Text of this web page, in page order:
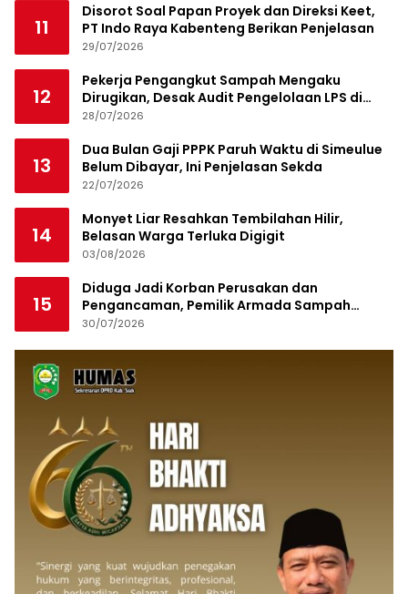
11
Disorot Soal Papan Proyek dan Direksi Keet,
PT Indo Raya Kabenteng Berikan Penjelasan
29/07/2026
12
Pekerja Pengangkut Sampah Mengaku
Dirugikan, Desak Audit Pengelolaan LPS di
Pekanbaru
28/07/2026
13
Dua Bulan Gaji PPPK Paruh Waktu di Simeulue
Belum Dibayar, Ini Penjelasan Sekda
22/07/2026
14
Monyet Liar Resahkan Tembilahan Hilir,
Belasan Warga Terluka Digigit
03/08/2026
15
Diduga Jadi Korban Perusakan dan
Pengancaman, Pemilik Armada Sampah
Siapkan Laporan Polisi
30/07/2026